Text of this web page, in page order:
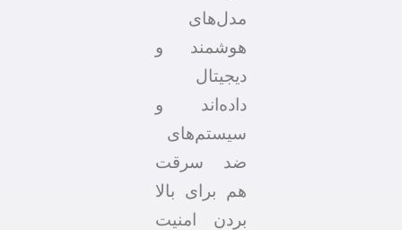
مدل‌های
هوشمند و
دیجیتال
داده‌اند و
سیستم‌های
ضد سرقت
هم برای بالا
بردن امنیت